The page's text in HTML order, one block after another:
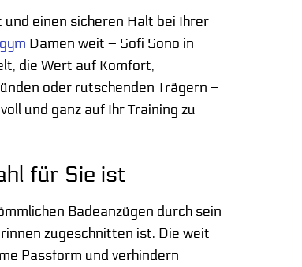
und einen sicheren Halt bei Ihrer
Damen weit – Sofi Sono in
die Wert auf Komfort,
oder rutschenden Trägern –
und ganz auf Ihr Training zu
für Sie ist
Badeanzügen durch sein
zugeschnitten ist. Die weit
Passform und verhindern